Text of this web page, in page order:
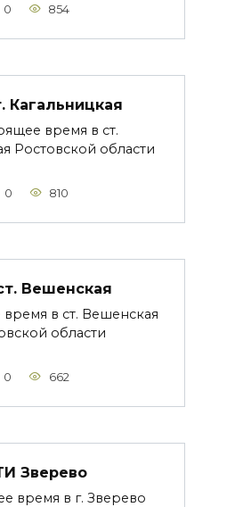
0 854
Кагальницкая
время в ст.
Ростовской области
0 810
Вешенская
в ст. Вешенская
области
0 662
Зверево
время в г. Зверево